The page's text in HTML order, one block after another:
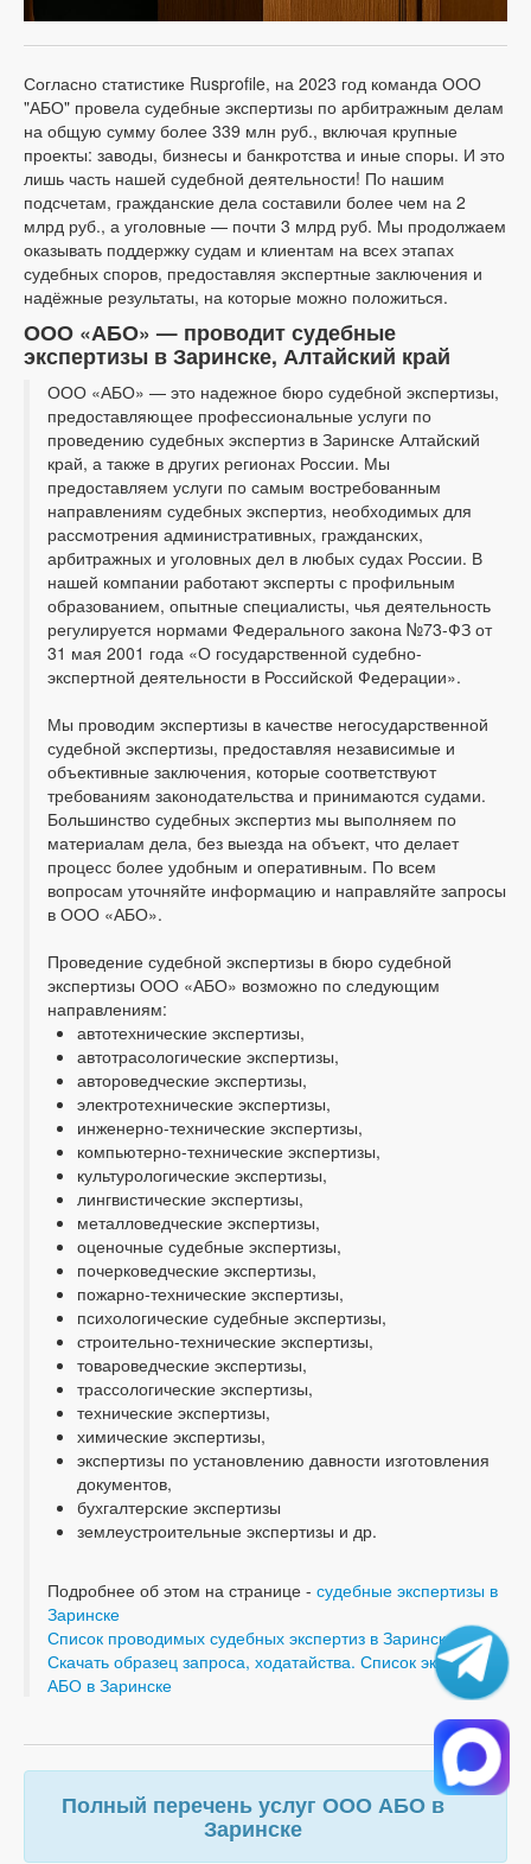
Согласно статистике Rusprofile, на 2023 год команда ООО
"АБО" провела судебные экспертизы по арбитражным делам
на общую сумму более 339 млн руб., включая крупные
проекты: заводы, бизнесы и банкротства и иные споры. И это
лишь часть нашей судебной деятельности! По нашим
подсчетам, гражданские дела составили более чем на 2
млрд руб., а уголовные — почти 3 млрд руб. Мы продолжаем
оказывать поддержку судам и клиентам на всех этапах
судебных споров, предоставляя экспертные заключения и
надёжные результаты, на которые можно положиться.
ООО «АБО» — проводит судебные
экспертизы в Заринске, Алтайский край
ООО «АБО» — это надежное бюро судебной экспертизы,
предоставляющее профессиональные услуги по
проведению судебных экспертиз в Заринске Алтайский
край, а также в других регионах России. Мы
предоставляем услуги по самым востребованным
направлениям судебных экспертиз, необходимых для
рассмотрения административных, гражданских,
арбитражных и уголовных дел в любых судах России. В
нашей компании работают эксперты с профильным
образованием, опытные специалисты, чья деятельность
регулируется нормами Федерального закона №73-ФЗ от
31 мая 2001 года «О государственной судебно-
экспертной деятельности в Российской Федерации».
Мы проводим экспертизы в качестве негосударственной
судебной экспертизы, предоставляя независимые и
объективные заключения, которые соответствуют
требованиям законодательства и принимаются судами.
Большинство судебных экспертиз мы выполняем по
материалам дела, без выезда на объект, что делает
процесс более удобным и оперативным. По всем
вопросам уточняйте информацию и направляйте запросы
в ООО «АБО».
Проведение судебной экспертизы в бюро судебной
экспертизы ООО «АБО» возможно по следующим
направлениям:
автотехнические экспертизы,
автотрасологические экспертизы,
автороведческие экспертизы,
электротехнические экспертизы,
инженерно-технические экспертизы,
компьютерно-технические экспертизы,
культурологические экспертизы,
лингвистические экспертизы,
металловедческие экспертизы,
оценочные судебные экспертизы,
почерковедческие экспертизы,
пожарно-технические экспертизы,
психологические судебные экспертизы,
строительно-технические экспертизы,
товароведческие экспертизы,
трассологические экспертизы,
технические экспертизы,
химические экспертизы,
экспертизы по установлению давности изготовления
документов,
бухгалтерские экспертизы
землеустроительные экспертизы и др.
Подробнее об этом на странице - судебные экспертизы в
Заринске
Список проводимых судебных экспертиз в Заринске
Скачать образец запроса, ходатайства. Список экспертиз
АБО в Заринске
Полный перечень услуг ООО АБО в
Заринске